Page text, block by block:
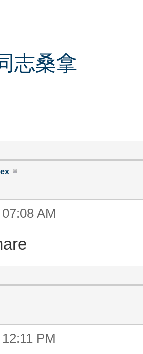
志桑拿
AM
PM